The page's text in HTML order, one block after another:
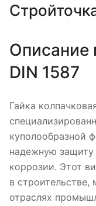
Описание
DIN 1587
Гайка
куполообразной
надежную
коррозии. Этот
в
отраслях